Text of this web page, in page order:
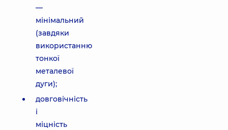
—
мінімальний
(завдяки
використанню
тонкої
металевої
дуги);
довговічність
і
міцність